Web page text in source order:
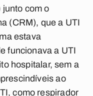
junto com o
(CRM), que a UTI
estava
funcionava a UTI
hospitalar, sem a
ao
como respirador